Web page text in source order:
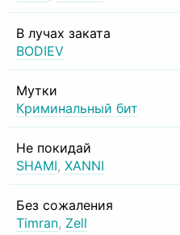
В лучах заката
BODIEV
Мутки
Криминальный бит
Не покидай
SHAMI, XANNI
Без сожаления
Timran, Zell